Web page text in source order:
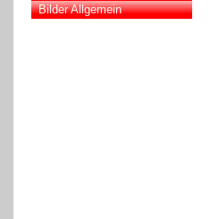
Bilder Allgemein